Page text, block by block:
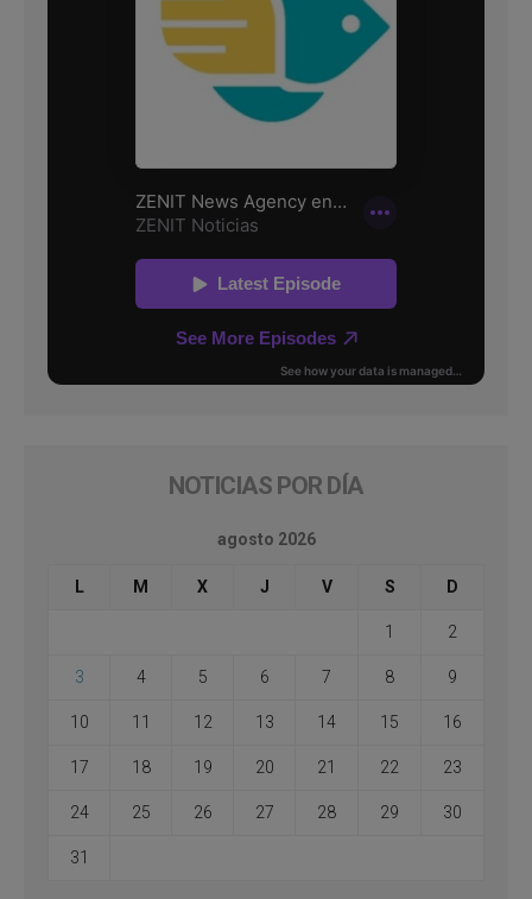
NOTICIAS POR DÍA
agosto 2026
L M X J V S D
1 2
3 4 5 6 7 8 9
10 11 12 13 14 15 16
17 18 19 20 21 22 23
24 25 26 27 28 29 30
31